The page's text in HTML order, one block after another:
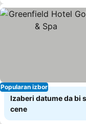
Popularan izbor
Izaberi datume da bi
cene